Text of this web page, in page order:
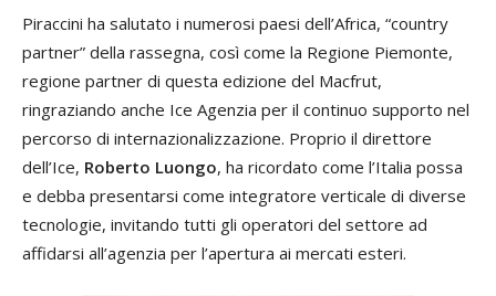
Piraccini ha salutato i numerosi paesi dell’Africa, “country
partner” della rassegna, così come la Regione Piemonte,
regione partner di questa edizione del Macfrut,
ringraziando anche Ice Agenzia per il continuo supporto nel
percorso di internazionalizzazione. Proprio il direttore
dell’Ice, Roberto Luongo, ha ricordato come l’Italia possa
e debba presentarsi come integratore verticale di diverse
tecnologie, invitando tutti gli operatori del settore ad
affidarsi all’agenzia per l’apertura ai mercati esteri.